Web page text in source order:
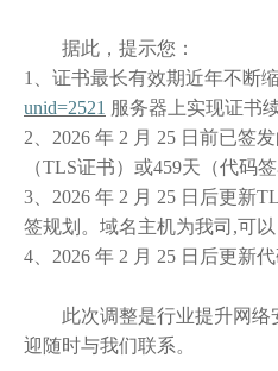
据此，提示您：
1
证书最长有效期近年不断
unid=2521 服务器上实现证书
2 、2026 年 2 月 25 日前已
（TLS证书）或459天（代码
3 、2026 年 2 月 25 日后更新
签规划。 域名主机为我司,可
4、2026 年 2 月 25 日后更新
此次调整是行业提升网
迎随时与我们联系。